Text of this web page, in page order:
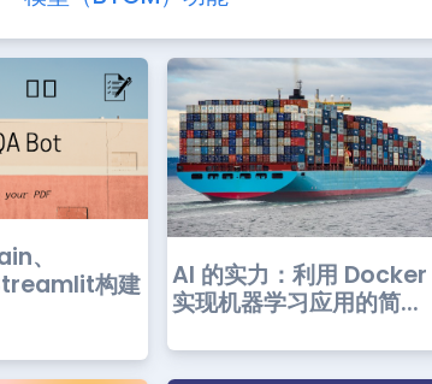
、
构建
AI 的实力：利用 Docker
实现机器学习应用的简...